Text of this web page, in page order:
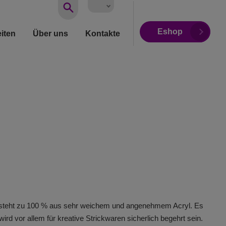
Über uns Kontakte
Vyhledávání
Eshop
zu 100 % aus sehr weichem und angenehmem Acryl. Es
vor allem für kreative Strickwaren sicherlich begehrt sein.